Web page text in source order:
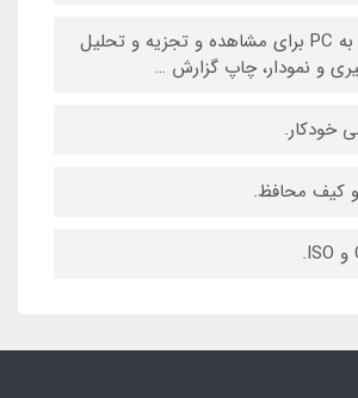
قابلیت اتصال به PC برای مشاهده و تجزیه و تحلیل
و نمودار، چاپ گزارش …
خودکار.
و کیف محافظ.